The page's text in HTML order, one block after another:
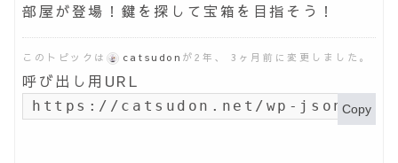
部屋が登場！鍵を探して宝箱を目指そう！
このトピックは catsudon が2年、 3ヶ月前に変更しました。
呼び出し用URL
https://catsudon.net/wp-json/my-
Copy